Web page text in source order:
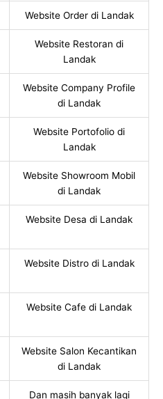
Website Order di Landak
Website Restoran di
Landak
Website Company Profile
di Landak
Website Portofolio di
Landak
Website Showroom Mobil
di Landak
Website Desa di Landak
Website Distro di Landak
Website Cafe di Landak
Website Salon Kecantikan
di Landak
Dan masih banyak lagi